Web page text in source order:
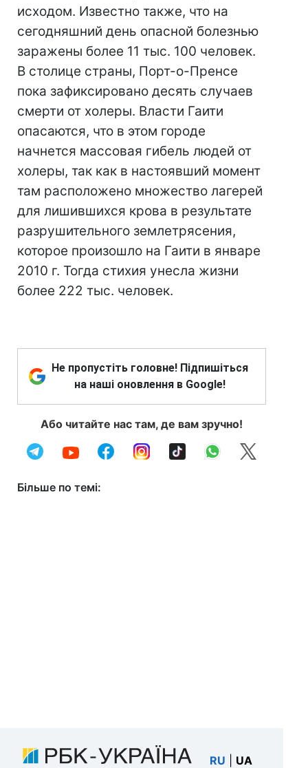
исходом. Известно также, что на
сегодняшний день опасной болезнью
заражены более 11 тыс. 100 человек.
В столице страны, Порт-о-Пренсе
пока зафиксировано десять случаев
смерти от холеры. Власти Гаити
опасаются, что в этом городе
начнется массовая гибель людей от
холеры, так как в настоявший момент
там расположено множество лагерей
для лишившихся крова в результате
разрушительного землетрясения,
которое произошло на Гаити в январе
2010 г. Тогда стихия унесла жизни
более 222 тыс. человек.
Не пропустіть головне! Підпишіться
на наші оновлення в Google!
Або читайте нас там, де вам зручно!
Більше по темі:
RU UA